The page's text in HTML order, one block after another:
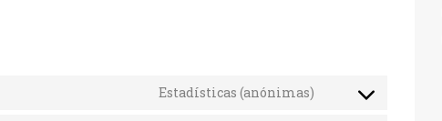
Estadísticas (anónimas)
Consent